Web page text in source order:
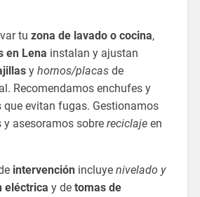
tu zona de lavado o cocina,
en Lena instalan y ajustan
y hornos/placasde
Recomendamos enchufes y
que evitan fugas. Gestionamos
asesoramos sobre reciclajeen
intervenciónincluye nivelado y
eléctrica y de tomas de